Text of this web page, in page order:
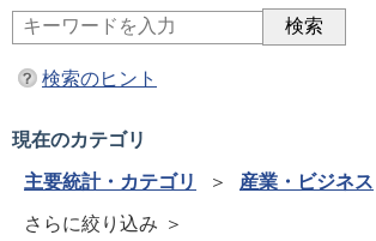
検索のヒント
現在のカテゴリ
主要統計・カテゴリ
＞ 産業・ビジネス
さらに絞り込み ＞